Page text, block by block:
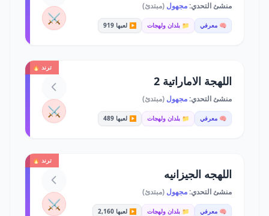
منشئ التحدي:مجهول (مبتدئ)
🧠 معرفي 📁 بلدان ولهجات ▶️ لعبها 919 ⚔️
ترند 🔥
اللهجة الاماراتية 2
منشئ التحدي:مجهول (مبتدئ)
🧠 معرفي 📁 بلدان ولهجات ▶️ لعبها 489 ⚔️
ترند 🔥
اللهجه الجيزانيه
منشئ التحدي:مجهول (مبتدئ)
🧠 معرفي 📁 بلدان ولهجات ▶️ لعبها 2,160 ⚔️